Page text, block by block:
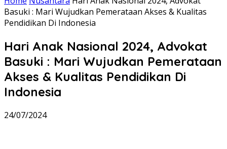
Basuki : Mari Wujudkan Pemerataan Akses & Kualitas
Pendidikan Di Indonesia
Hari Anak Nasional 2024, Advokat
Basuki : Mari Wujudkan Pemerataan
Akses & Kualitas Pendidikan Di
Indonesia
24/07/2024